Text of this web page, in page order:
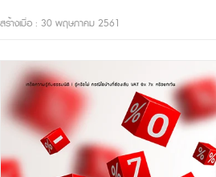
สร้างเมื่อ : 30 พฤษภาคม 2561